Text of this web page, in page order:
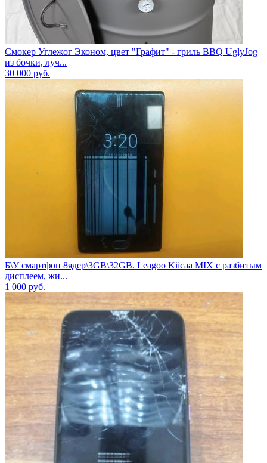
Смокер Углежог Эконом, цвет "Графит" - гриль BBQ UglyJog
из бочки, луч...
30 000 руб.
Б\У смартфон 8ядер\3GB\32GB. Leagoo Kiicaa MIX с разбитым
дисплеем, жи...
1 000 руб.